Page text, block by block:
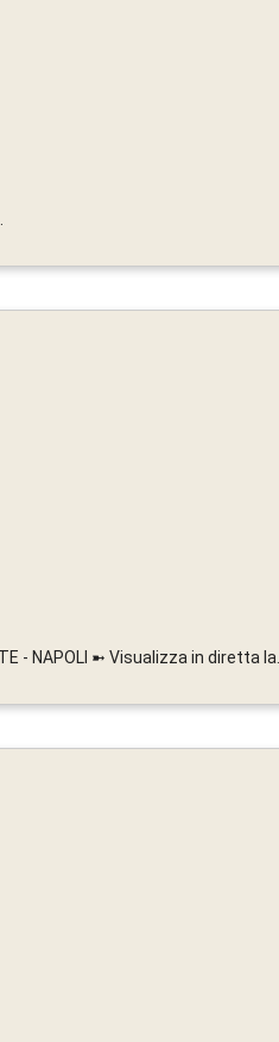
- NAPOLI ➼ Visualizza in diretta la...